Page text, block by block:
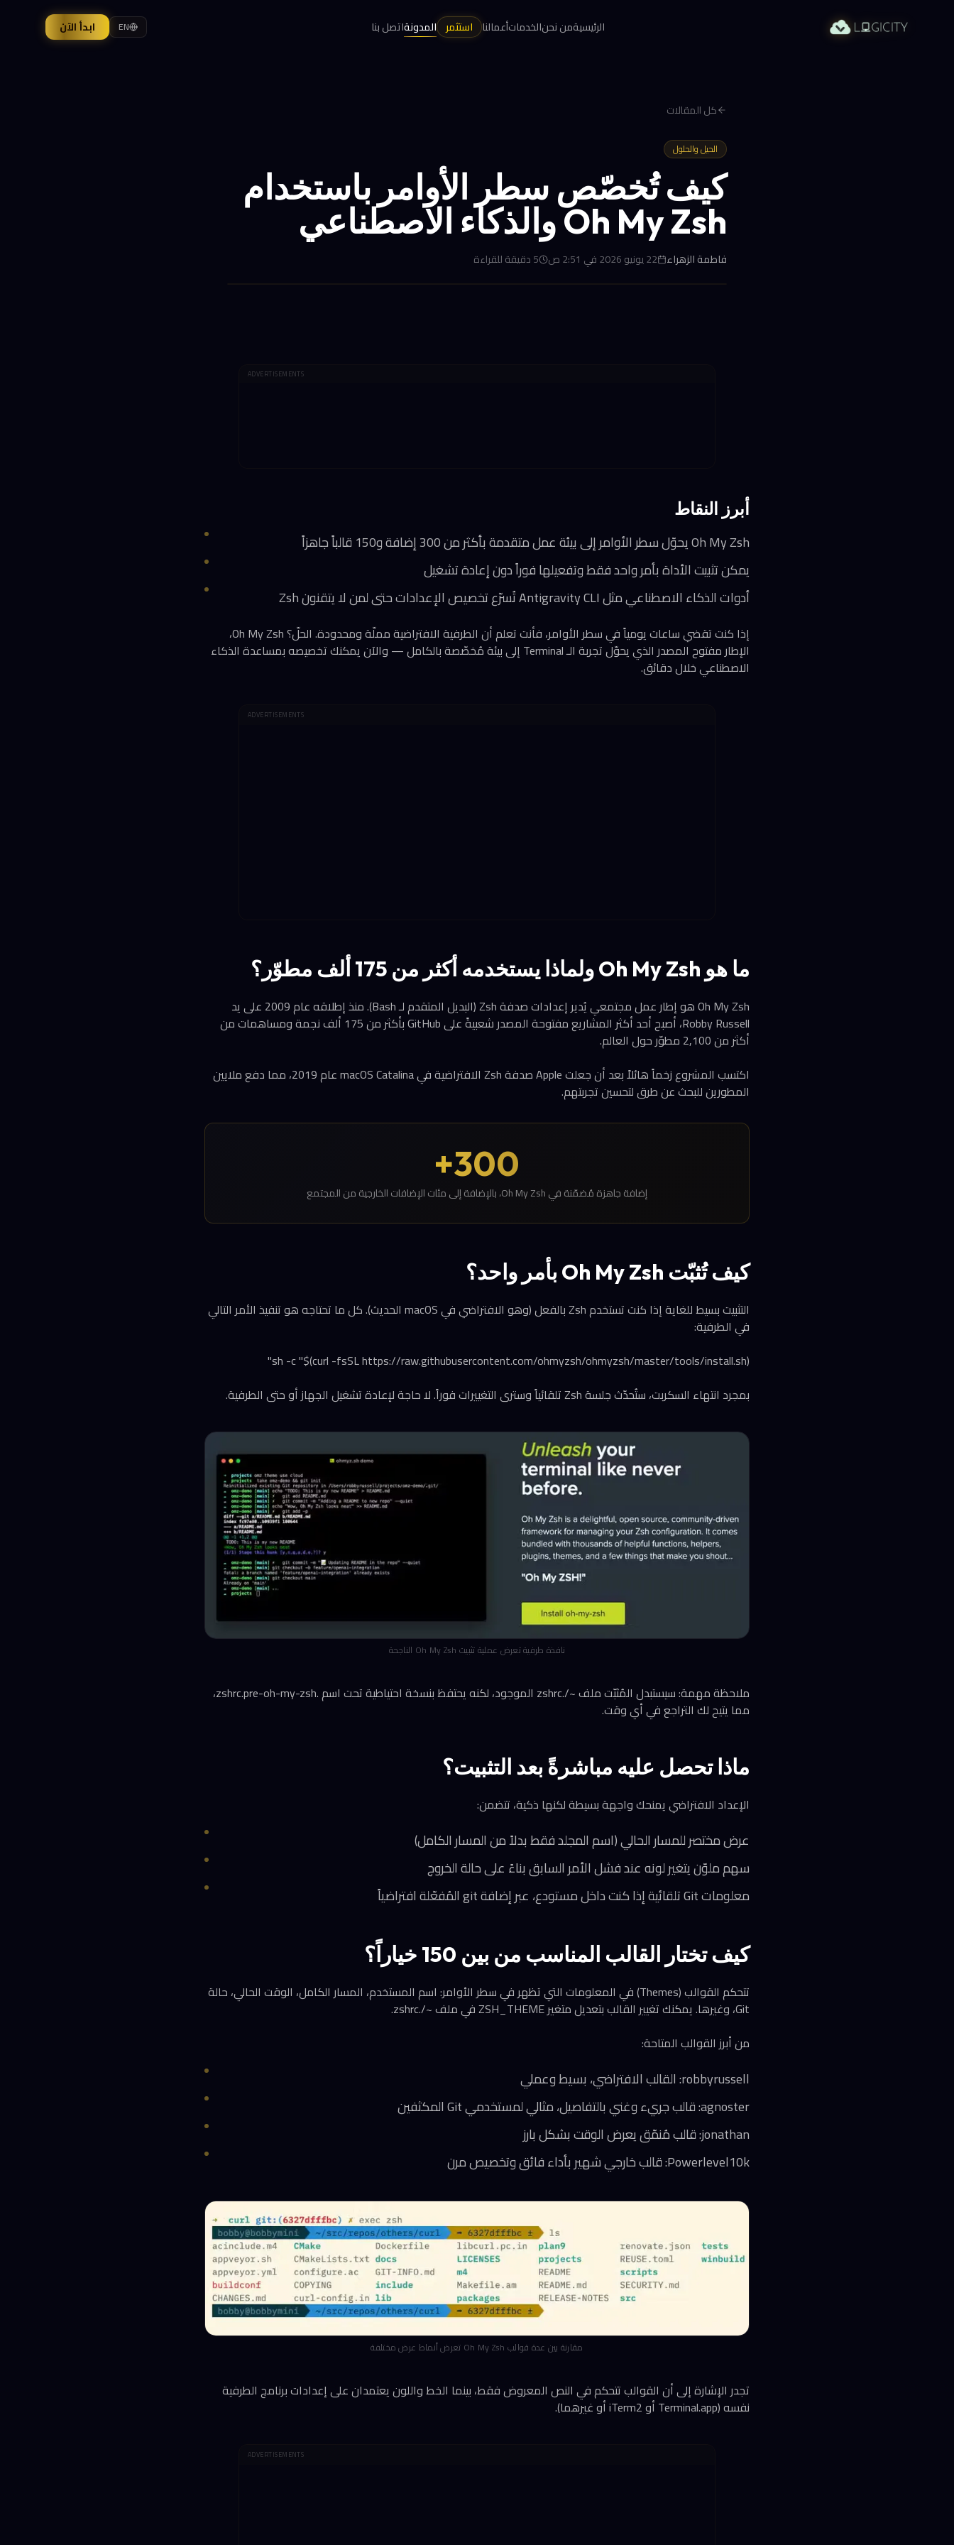
الرئيسيةمن نحنالخدماتأعمالنا استثمر المدونةاتصل بنا EN ابدأ الآن
كل المقالات
الحيل والحلول
كيف تُخصّص سطر الأوامر باستخدام
Oh My Zsh والذكاء الاصطناعي
فاطمة الزهراء 22 يونيو 2026 في 2:51 ص 5دقيقة للقراءة
ADVERTISEMENTS
أبرز النقاط
Oh My Zsh يحوّل سطر الأوامر إلى بيئة عمل متقدمة بأكثر من 300 إضافة و150 قالباً جاهزاً
يمكن تثبيت الأداة بأمر واحد فقط وتفعيلها فوراً دون إعادة تشغيل
أدوات الذكاء الاصطناعي مثل Antigravity CLI تُسرّع تخصيص الإعدادات حتى لمن لا يتقنون Zsh
إذا كنت تقضي ساعات يومياً في سطر الأوامر، فأنت تعلم أن الطرفية الافتراضية مملّة ومحدودة. الحلّ؟ Oh My Zsh،
الإطار مفتوح المصدر الذي يحوّل تجربة الـ Terminal إلى بيئة مُخصّصة بالكامل — والآن يمكنك تخصيصه بمساعدة الذكاء
الاصطناعي خلال دقائق.
ADVERTISEMENTS
ما هو Oh My Zsh ولماذا يستخدمه أكثر من 175 ألف مطوّر؟
Oh My Zsh هو إطار عمل مجتمعي يُدير إعدادات صدفة Zsh (البديل المتقدم لـ Bash). منذ إطلاقه عام 2009 على يد
Robby Russell، أصبح أحد أكثر المشاريع مفتوحة المصدر شعبيةً على GitHub بأكثر من 175 ألف نجمة ومساهمات من
أكثر من 2,100 مطوّر حول العالم.
اكتسب المشروع زخماً هائلاً بعد أن جعلت Apple صدفة Zsh الافتراضية في macOS Catalina عام 2019، مما دفع ملايين
المطورين للبحث عن طرق لتحسين تجربتهم.
300+
إضافة جاهزة مُضمّنة في Oh My Zsh، بالإضافة إلى مئات الإضافات الخارجية من المجتمع
كيف تُثبّت Oh My Zsh بأمر واحد؟
التثبيت بسيط للغاية إذا كنت تستخدم Zsh بالفعل (وهو الافتراضي في macOS الحديث). كل ما تحتاجه هو تنفيذ الأمر التالي
في الطرفية:
sh -c "$(curl -fsSL https://raw.githubusercontent.com/ohmyzsh/ohmyzsh/master/tools/install.sh)"
بمجرد انتهاء السكربت، ستُحدّث جلسة Zsh تلقائياً وسترى التغييرات فوراً. لا حاجة لإعادة تشغيل الجهاز أو حتى الطرفية.
نافذة طرفية تعرض عملية تثبيت Oh My Zsh الناجحة
ملاحظة مهمة: سيستبدل المُثبّت ملف ~/.zshrc الموجود، لكنه يحتفظ بنسخة احتياطية تحت اسم .zshrc.pre-oh-my-zsh،
مما يتيح لك التراجع في أي وقت.
ماذا تحصل عليه مباشرةً بعد التثبيت؟
الإعداد الافتراضي يمنحك واجهة بسيطة لكنها ذكية، تتضمن:
عرض مختصر للمسار الحالي (اسم المجلد فقط بدلاً من المسار الكامل)
سهم ملوّن يتغير لونه عند فشل الأمر السابق بناءً على حالة الخروج
معلومات Git تلقائية إذا كنت داخل مستودع، عبر إضافة git المُفعّلة افتراضياً
كيف تختار القالب المناسب من بين 150 خياراً؟
تتحكم القوالب (Themes) في المعلومات التي تظهر في سطر الأوامر: اسم المستخدم، المسار الكامل، الوقت الحالي، حالة
Git، وغيرها. يمكنك تغيير القالب بتعديل متغير ZSH_THEME في ملف ~/.zshrc.
من أبرز القوالب المتاحة:
robbyrussell: القالب الافتراضي، بسيط وعملي
agnoster: قالب جريء وغني بالتفاصيل، مثالي لمستخدمي Git المكثفين
jonathan: قالب مُنمّق يعرض الوقت بشكل بارز
Powerlevel10k: قالب خارجي شهير بأداء فائق وتخصيص مرن
مقارنة بين عدة قوالب Oh My Zsh تعرض أنماط عرض مختلفة
تجدر الإشارة إلى أن القوالب تتحكم في النص المعروض فقط، بينما الخط واللون يعتمدان على إعدادات برنامج الطرفية
نفسه (Terminal.app أو iTerm2 أو غيرهما).
ADVERTISEMENTS